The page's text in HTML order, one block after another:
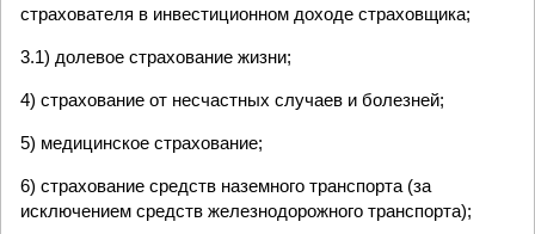
страхователя в инвестиционном доходе страховщика;
3.1) долевое страхование жизни;
4) страхование от несчастных случаев и болезней;
5) медицинское страхование;
6) страхование средств наземного транспорта (за
исключением средств железнодорожного транспорта);